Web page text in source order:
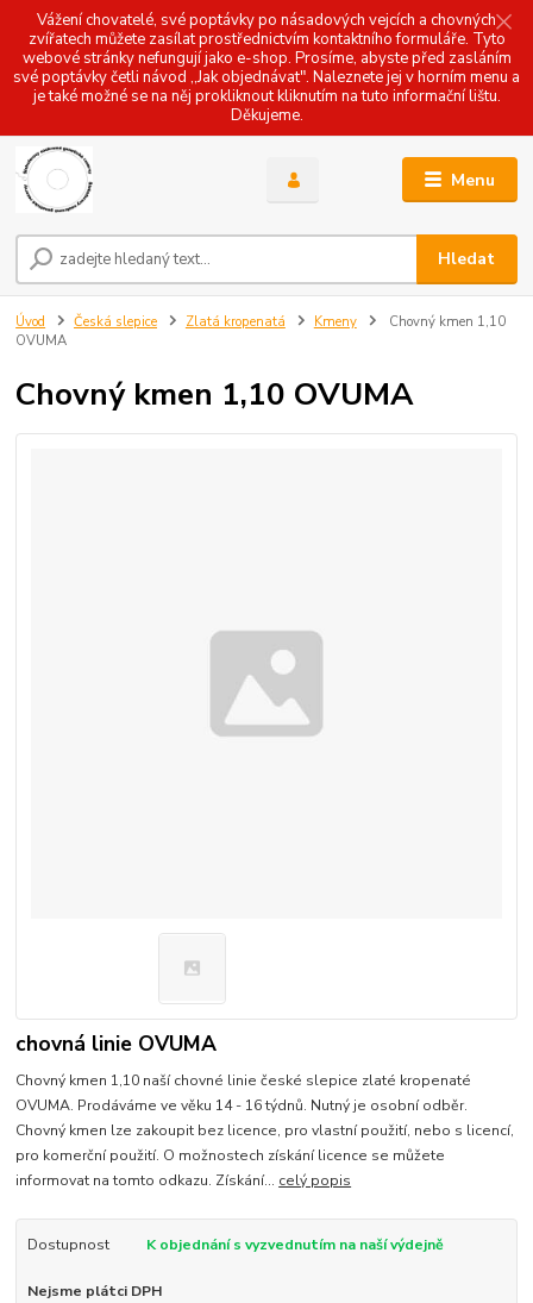
Vážení chovatelé, své poptávky po násadových vejcích a chovných
zvířatech můžete zasílat prostřednictvím kontaktního formuláře. Tyto
webové stránky nefungují jako e-shop. Prosíme, abyste před zasláním
své poptávky četli návod ,,Jak objednávat". Naleznete jej v horním menu a
je také možné se na něj prokliknout kliknutím na tuto informační lištu.
Děkujeme.
Menu
Hledat
Úvod Česká slepice Zlatá kropenatá Kmeny
Chovný kmen 1,10
OVUMA
Chovný kmen 1,10 OVUMA
chovná linie OVUMA
Chovný kmen 1,10 naší chovné linie české slepice zlaté kropenaté
OVUMA. Prodáváme ve věku 14 - 16 týdnů. Nutný je osobní odběr.
Chovný kmen lze zakoupit bez licence, pro vlastní použití, nebo s licencí,
pro komerční použití. O možnostech získání licence se můžete
informovat na tomto odkazu. Získání... celý popis
Dostupnost K objednání s vyzvednutím na naší výdejně
Nejsme plátci DPH